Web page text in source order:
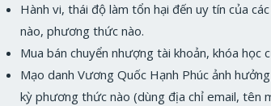
Hành vi, thái độ làm tổn hại đến uy tín của
nào, phương thức nào.
Mua bán chuyển nhượng tài khoản, khóa
Mạo danh Vương Quốc Hạnh Phúc ảnh
kỳ phương thức nào (dùng địa chỉ email, tên